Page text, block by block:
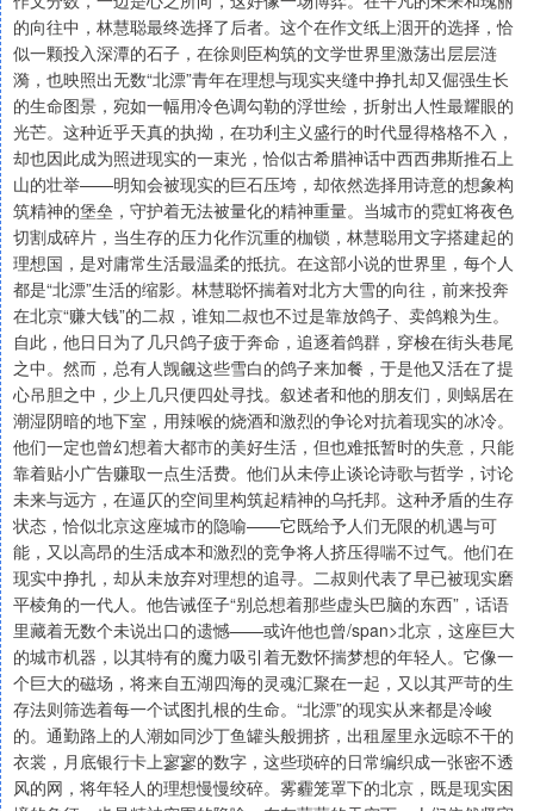
的向往中，林慧聪最终选择了后者。这个在作文纸上洇开的选择，恰
似一颗投入深潭的石子，在徐则臣构筑的文学世界里激荡出层层涟
漪，也映照出无数“北漂”青年在理想与现实夹缝中挣扎却又倔强生长
的生命图景，宛如一幅用冷色调勾勒的浮世绘，折射出人性最耀眼的
光芒。这种近乎天真的执拗，在功利主义盛行的时代显得格格不入，
却也因此成为照进现实的一束光，恰似古希腊神话中西西弗斯推石上
山的壮举——明知会被现实的巨石压垮，却依然选择用诗意的想象构
筑精神的堡垒，守护着无法被量化的精神重量。当城市的霓虹将夜色
切割成碎片，当生存的压力化作沉重的枷锁，林慧聪用文字搭建起的
理想国，是对庸常生活最温柔的抵抗。在这部小说的世界里，每个人
都是“北漂”生活的缩影。林慧聪怀揣着对北方大雪的向往，前来投奔
在北京“赚大钱”的二叔，谁知二叔也不过是靠放鸽子、卖鸽粮为生。
自此，他日日为了几只鸽子疲于奔命，追逐着鸽群，穿梭在街头巷尾
之中。然而，总有人觊觎这些雪白的鸽子来加餐，于是他又活在了提
心吊胆之中，少上几只便四处寻找。叙述者和他的朋友们，则蜗居在
潮湿阴暗的地下室，用辣喉的烧酒和激烈的争论对抗着现实的冰冷。
他们一定也曾幻想着大都市的美好生活，但也难抵暂时的失意，只能
靠着贴小广告赚取一点生活费。他们从未停止谈论诗歌与哲学，讨论
未来与远方，在逼仄的空间里构筑起精神的乌托邦。这种矛盾的生存
状态，恰似北京这座城市的隐喻——它既给予人们无限的机遇与可
能，又以高昂的生活成本和激烈的竞争将人挤压得喘不过气。他们在
现实中挣扎，却从未放弃对理想的追寻。二叔则代表了早已被现实磨
平棱角的一代人。他告诫侄子“别总想着那些虚头巴脑的东西”，话语
里藏着无数个未说出口的遗憾——或许他也曾/span>北京，这座巨大
的城市机器，以其特有的魔力吸引着无数怀揣梦想的年轻人。它像一
个巨大的磁场，将来自五湖四海的灵魂汇聚在一起，又以其严苛的生
存法则筛选着每一个试图扎根的生命。“北漂”的现实从来都是冷峻
的。通勤路上的人潮如同沙丁鱼罐头般拥挤，出租屋里永远晾不干的
衣裳，月底银行卡上寥寥的数字，这些琐碎的日常编织成一张密不透
风的网，将年轻人的理想慢慢绞碎。雾霾笼罩下的北京，既是现实困